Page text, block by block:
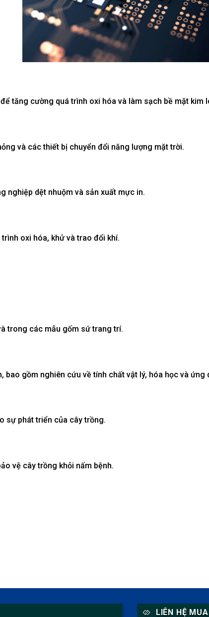
tăng cường quá trình oxi hóa và làm sạch bề mặt kim
và các thiết bị chuyển đổi năng lượng mặt trời.
nghiệp dệt nhuộm và sản xuất mực in.
oxi hóa, khử và trao đổi khí.
trong các mẫu gốm sứ trang trí.
gồm nghiên cứu về tính chất vật lý, hóa học và ứng
sự phát triển của cây trồng.
vệ cây trồng khỏi nấm bệnh.
LIÊN HỆ